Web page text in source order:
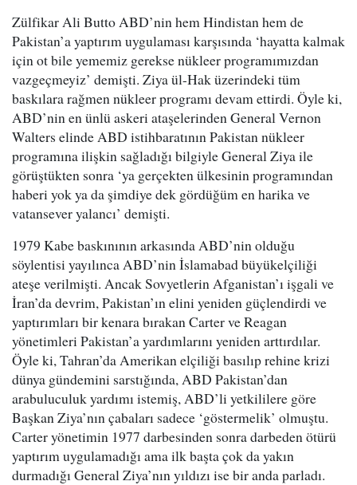
Zülfikar Ali Butto ABD’nin hem Hindistan hem de
Pakistan’a yaptırım uygulaması karşısında ‘hayatta kalmak
için ot bile yememiz gerekse nükleer programımızdan
vazgeçmeyiz’ demişti. Ziya ül-Hak üzerindeki tüm
baskılara rağmen nükleer programı devam ettirdi. Öyle ki,
ABD’nin en ünlü askeri ataşelerinden General Vernon
Walters elinde ABD istihbaratının Pakistan nükleer
programına ilişkin sağladığı bilgiyle General Ziya ile
görüştükten sonra ‘ya gerçekten ülkesinin programından
haberi yok ya da şimdiye dek gördüğüm en harika ve
vatansever yalancı’ demişti.
1979 Kabe baskınının arkasında ABD’nin olduğu
söylentisi yayılınca ABD’nin İslamabad büyükelçiliği
ateşe verilmişti. Ancak Sovyetlerin Afganistan’ı işgali ve
İran’da devrim, Pakistan’ın elini yeniden güçlendirdi ve
yaptırımları bir kenara bırakan Carter ve Reagan
yönetimleri Pakistan’a yardımlarını yeniden arttırdılar.
Öyle ki, Tahran’da Amerikan elçiliği basılıp rehine krizi
dünya gündemini sarstığında, ABD Pakistan’dan
arabuluculuk yardımı istemiş, ABD’li yetkililere göre
Başkan Ziya’nın çabaları sadece ‘göstermelik’ olmuştu.
Carter yönetimin 1977 darbesinden sonra darbeden ötürü
yaptırım uygulamadığı ama ilk başta çok da yakın
durmadığı General Ziya’nın yıldızı ise bir anda parladı.